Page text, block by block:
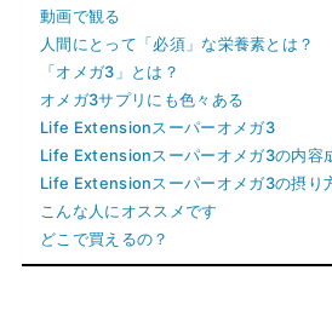
動画で観る
人間にとって「必須」な栄養素とは？
「オメガ3」とは？
オメガ3サプリにも色々ある
Life Extensionスーパーオメガ3
Life Extensionスーパーオメガ3の内容
Life Extensionスーパーオメガ3の摂り
こんな人にオススメです
どこで買えるの？